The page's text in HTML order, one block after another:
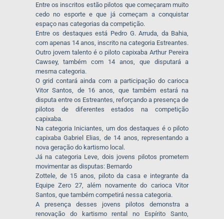
Entre os inscritos estão pilotos que começaram muito
cedo no esporte e que já começam a conquistar
espaço nas categorias da competição.
Entre os destaques está Pedro G. Arruda, da Bahia,
com apenas 14 anos, inscrito na categoria Estreantes.
Outro jovem talento é o piloto capixaba Arthur Pereira
Cawsey, também com 14 anos, que disputará a
mesma categoria.
O grid contará ainda com a participação do carioca
Vitor Santos, de 16 anos, que também estará na
disputa entre os Estreantes, reforçando a presença de
pilotos de diferentes estados na competição
capixaba.
Na categoria Iniciantes, um dos destaques é o piloto
capixaba Gabriel Elias, de 14 anos, representando a
nova geração do kartismo local.
Já na categoria Leve, dois jovens pilotos prometem
movimentar as disputas: Bernardo
Zottele, de 15 anos, piloto da casa e integrante da
Equipe Zero 27, além novamente do carioca Vitor
Santos, que também competirá nessa categoria.
A presença desses jovens pilotos demonstra a
renovação do kartismo rental no Espírito Santo,